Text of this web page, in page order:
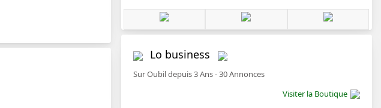
Lo business
Sur Oubil depuis 3 Ans - 30 Annonces
Visiter la Boutique